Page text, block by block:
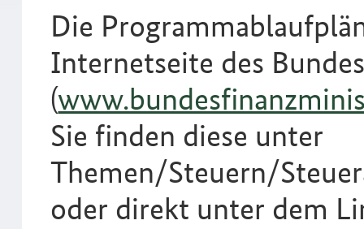
Die
Internetseite des
(
Sie finden diese unter
Themen/Steuern/
oder direkt unter dem